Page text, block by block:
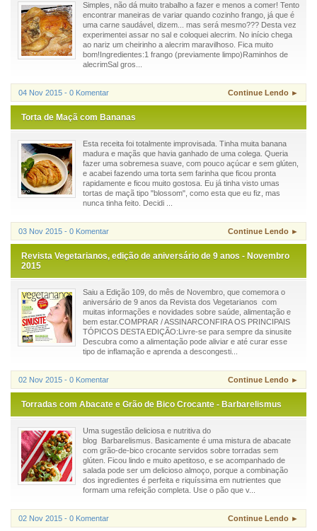
Simples, não dá muito trabalho a fazer e menos a comer! Tento
encontrar maneiras de variar quando cozinho frango, já que é
uma carne saudável, dizem... mas será mesmo??? Desta vez
experimentei assar no sal e coloquei alecrim. No início chega
ao nariz um cheirinho a alecrim maravilhoso. Fica muito
bom!Ingredientes:1 frango (previamente limpo)Raminhos de
alecrimSal gros...
04 Nov 2015 - 0 Komentar Continue Lendo ►
Torta de Maçã com Bananas
Esta receita foi totalmente improvisada. Tinha muita banana
madura e maçãs que havia ganhado de uma colega. Queria
fazer uma sobremesa suave, com pouco açúcar e sem glúten,
e acabei fazendo uma torta sem farinha que ficou pronta
rapidamente e ficou muito gostosa. Eu já tinha visto umas
tortas de maçã tipo "blossom", como esta que eu fiz, mas
nunca tinha feito. Decidi ...
03 Nov 2015 - 0 Komentar Continue Lendo ►
Revista Vegetarianos, edição de aniversário de 9 anos - Novembro
2015
Saiu a Edição 109, do mês de Novembro, que comemora o
aniversário de 9 anos da Revista dos Vegetarianos com
muitas informações e novidades sobre saúde, alimentação e
bem estar.COMPRAR / ASSINARCONFIRA OS PRINCIPAIS
TÓPICOS DESTA EDIÇÃO:Livre-se para sempre da sinusite
Descubra como a alimentação pode aliviar e até curar esse
tipo de inflamação e aprenda a descongesti...
02 Nov 2015 - 0 Komentar Continue Lendo ►
Torradas com Abacate e Grão de Bico Crocante - Barbarelismus
Uma sugestão deliciosa e nutritiva do
blog Barbarelismus. Basicamente é uma mistura de abacate
com grão-de-bico crocante servidos sobre torradas sem
glúten. Ficou lindo e muito apetitoso, e se acompanhado de
salada pode ser um delicioso almoço, porque a combinação
dos ingredientes é perfeita e riquíssima em nutrientes que
formam uma refeição completa. Use o pão que v...
02 Nov 2015 - 0 Komentar Continue Lendo ►